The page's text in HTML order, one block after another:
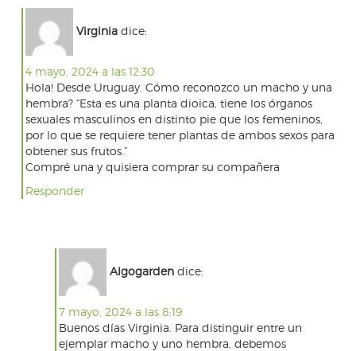
Virginia dice:
4 mayo, 2024 a las 12:30
Hola! Desde Uruguay. Cómo reconozco un macho y una
hembra? “Esta es una planta dioica, tiene los órganos
sexuales masculinos en distinto pie que los femeninos,
por lo que se requiere tener plantas de ambos sexos para
obtener sus frutos.”
Compré una y quisiera comprar su compañera
Responder
Algogarden dice:
7 mayo, 2024 a las 8:19
Buenos días Virginia. Para distinguir entre un
ejemplar macho y uno hembra, debemos